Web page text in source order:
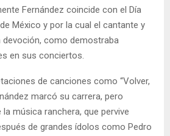
Fernández coincide con el Día
México y por la cual el cantante y
devoción, como demostraba
en sus conciertos.
de canciones como “Volver,
marcó su carrera, pero
música ranchera, que pervive
de grandes ídolos como Pedro